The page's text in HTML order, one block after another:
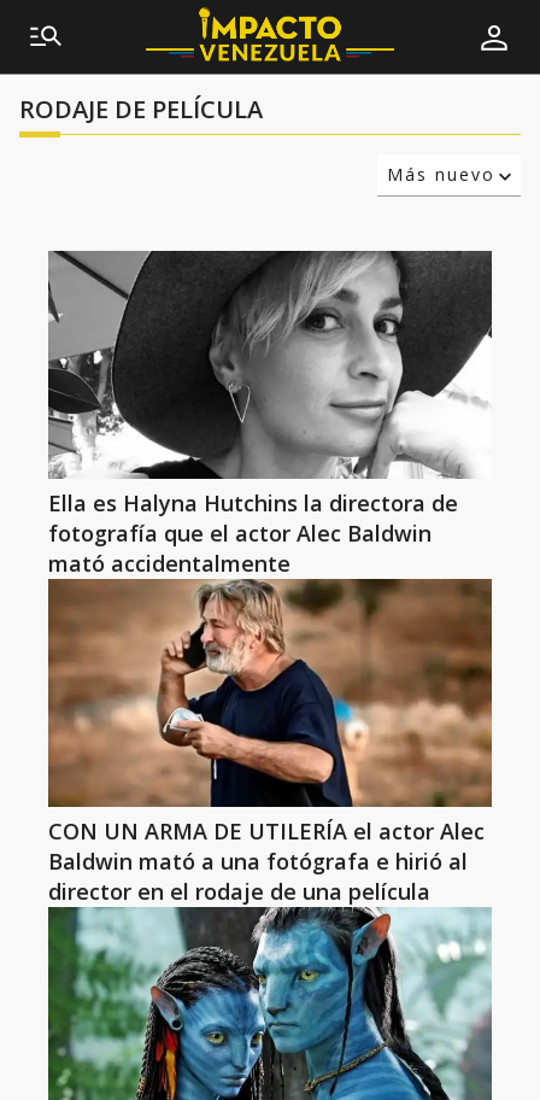
RODAJE DE PELÍCULA
Más nuevo
Ella es Halyna Hutchins la directora de
fotografía que el actor Alec Baldwin
mató accidentalmente
CON UN ARMA DE UTILERÍA el actor Alec
Baldwin mató a una fotógrafa e hirió al
director en el rodaje de una película